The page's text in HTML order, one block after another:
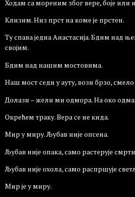
Ходам са мореним због вере, боје или
Клизим. Низ прст на коме је прстен.
Ту спава једна Анастасија. Бдим над
својим.
Бдим над нашим мостовима.
Наш мост седи у ауту, вози брзо,
Долази – жели ми одмора. На око
Окрећем траку. Вера се не кида.
Мир у миру. Љубав није опсена.
Љубав није опака, само растерује
Љубав није охола, само распршује
Мир је у миру.